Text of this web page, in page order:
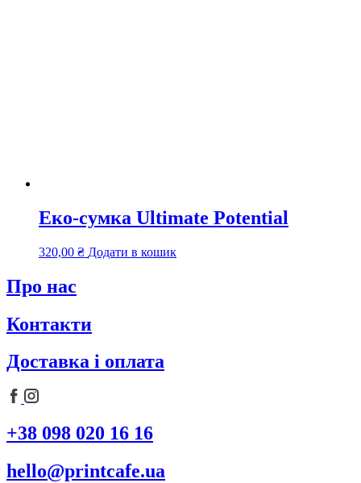
Еко-сумка Ultimate Potential
320,00 ₴ Додати в кошик
Про нас
Контакти
Доставка і оплата
+38 098 020 16 16
hello@printcafe.ua